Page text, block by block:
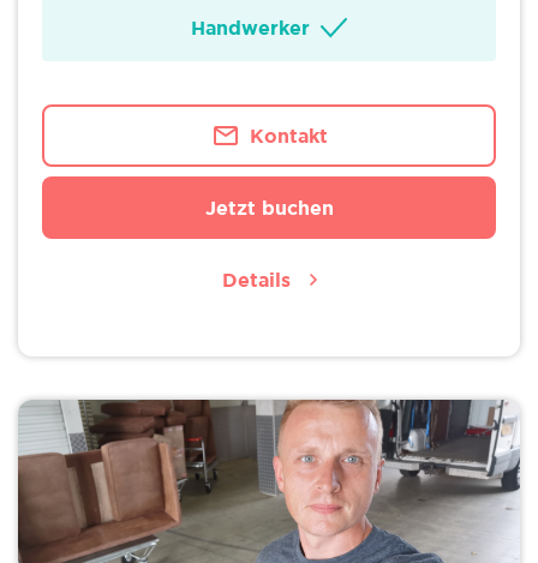
Handwerker
Kontakt
Jetzt buchen
Details